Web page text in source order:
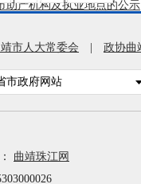
助产机构及执业地点的公示
助热线啦 2025-04-03
采供血情况
龄医师”公告
市人大常委会 政协曲
市政府网站
曲靖珠江网